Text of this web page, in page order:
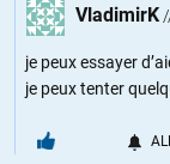
VladimirK
je peux essayer
je peux tenter